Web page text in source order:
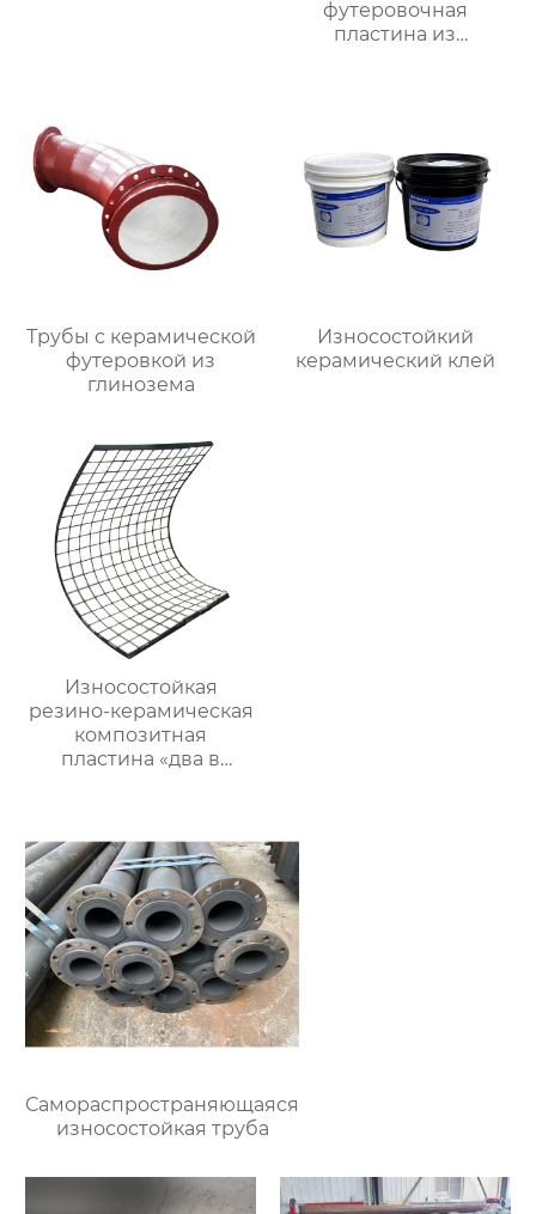
футеровочная
пластина из
Трубы с керамической
футеровкой из
глинозема
Износостойкий
керамический клей
Износостойкая
резино-керамическая
композитная
пластина «два в
Самораспространяющаяся
износостойкая труба